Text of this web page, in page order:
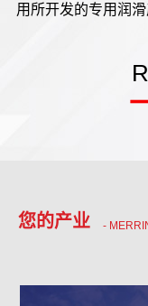
用所开发的专用润
您的产业 -